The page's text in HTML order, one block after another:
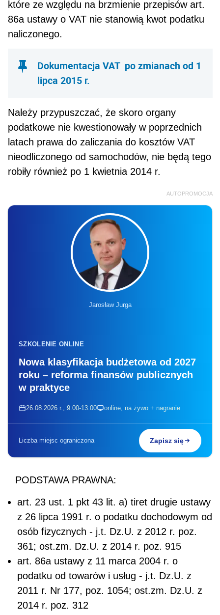
które ze względu na brzmienie przepisów art.
86a ustawy o VAT nie stanowią kwot podatku
naliczonego.
Dokumentacja VAT po zmianach od 1
lipca 2015 r.
Należy przypuszczać, że skoro organy
podatkowe nie kwestionowały w poprzednich
latach prawa do zaliczania do kosztów VAT
nieodliczonego od samochodów, nie będą tego
robiły również po 1 kwietnia 2014 r.
AUTOPROMOCJA
Jarosław Jurga
SZKOLENIE ONLINE
Nowa klasyfikacja budżetowa od 2027
roku – reforma finansów publicznych
w praktyce
26.08.2026 r., 9:00-13:00 online, na żywo + nagranie
Liczba miejsc ograniczona Zapisz się
PODSTAWA PRAWNA:
art. 23 ust. 1 pkt 43 lit. a) tiret drugie ustawy
z 26 lipca 1991 r. o podatku dochodowym od
osób fizycznych - j.t. Dz.U. z 2012 r. poz.
361; ost.zm. Dz.U. z 2014 r. poz. 915
art. 86a ustawy z 11 marca 2004 r. o
podatku od towarów i usług - j.t. Dz.U. z
2011 r. Nr 177, poz. 1054; ost.zm. Dz.U. z
2014 r. poz. 312